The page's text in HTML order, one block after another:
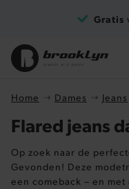
Gratis
Home Dames Jeans
Op zoek naar de
Gevonden! Deze
een comeback – en
Flared jeans